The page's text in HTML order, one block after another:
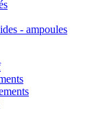
- ampoules